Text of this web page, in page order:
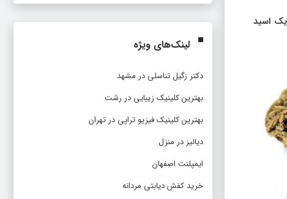
اسید
لینک‌های ویژه
دکتر زگیل تناسلی در مشهد
بهترین کلینیک زیبایی در رشت
بهترین کلینیک فیزیو تراپی در تهران
دیالیز در منزل
ایمپلنت اصفهان
خرید کفش دیابتی مردانه